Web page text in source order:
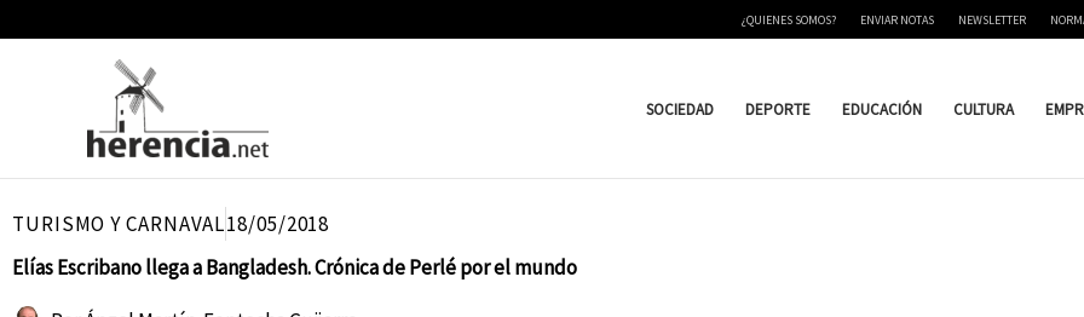
¿QUIENES SOMOS? ENVIAR NOTAS NEWSLETTER
SOCIEDAD DEPORTE EDUCACIÓN CULTURA
TURISMO Y CARNAVAL18/05/2018
Elías Escribano llega a Bangladesh. Crónica de Perlé por el mundo